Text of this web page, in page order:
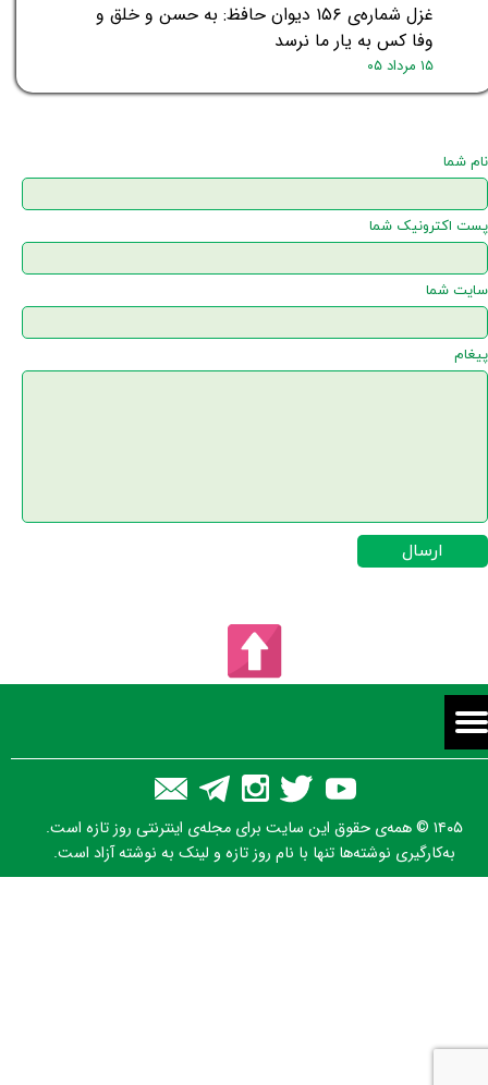
غزل شماره‌ی ۱۵۶ دیوان حافظ: به حسن و خلق و
وفا کس به یار ما نرسد
۱۵ مرداد ۰۵
نام شما
پست اکترونیک شما
سایت شما
پیغام
ارسال
۱۴۰۵ © همه‌ی حقوق این سایت برای مجله‌ی اینترنتی روز تازه است.
به‌کارگیری نوشته‌ها تنها با نام روز تازه و لینک به نوشته آزاد است.